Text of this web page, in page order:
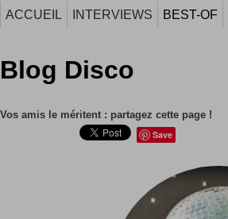
ACCUEIL INTERVIEWS BEST-OF
Blog Disco
Vos amis le méritent : partagez cette page !
Save